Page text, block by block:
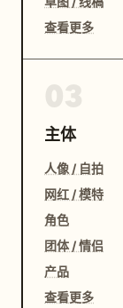
查看更多
主体
人像 / 自拍
网红 / 模特
角色
团体 / 情侣
产品
查看更多